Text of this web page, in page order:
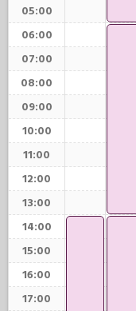
05:00
06:00
07:00
08:00
09:00
10:00
11:00
12:00
13:00
14:00
15:00
16:00
17:00